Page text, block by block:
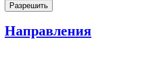
Разрешить
Направления